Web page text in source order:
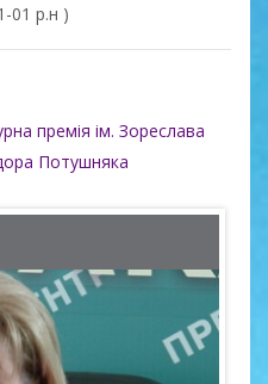
01 р.н )
премія ім. Зореслава
Потушняка